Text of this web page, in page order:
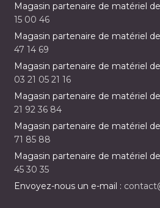
Magasin partenaire de matériel
15 00 46
Magasin partenaire de matériel
47 14 69
Magasin partenaire de matériel
03 21 05 21 16
Magasin partenaire de matériel
21 92 36 84
Magasin partenaire de matériel
71 85 88
Magasin partenaire de matériel
45 30 35
Envoyez-nous un e-mail :